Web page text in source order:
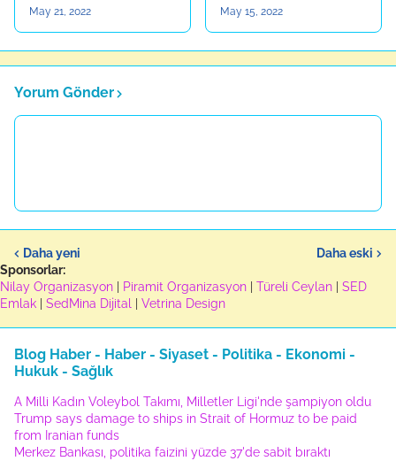
May 21, 2022 May 15, 2022
Yorum Gönder
Daha yeni
Daha eski
Sponsorlar:
Nilay Organizasyon
Piramit Organizasyon Türeli Ceylan
SED
Emlak
SedMina Dijital Vetrina Design
Blog Haber - Haber - Siyaset - Politika - Ekonomi -
Hukuk - Sağlık
A Milli Kadın Voleybol Takımı, Milletler Ligi'nde şampiyon oldu
Trump says damage to ships in Strait of Hormuz to be paid
from Iranian funds
Merkez Bankası, politika faizini yüzde 37'de sabit bıraktı